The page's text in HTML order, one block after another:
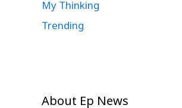
My Thinking
Trending
About Ep News